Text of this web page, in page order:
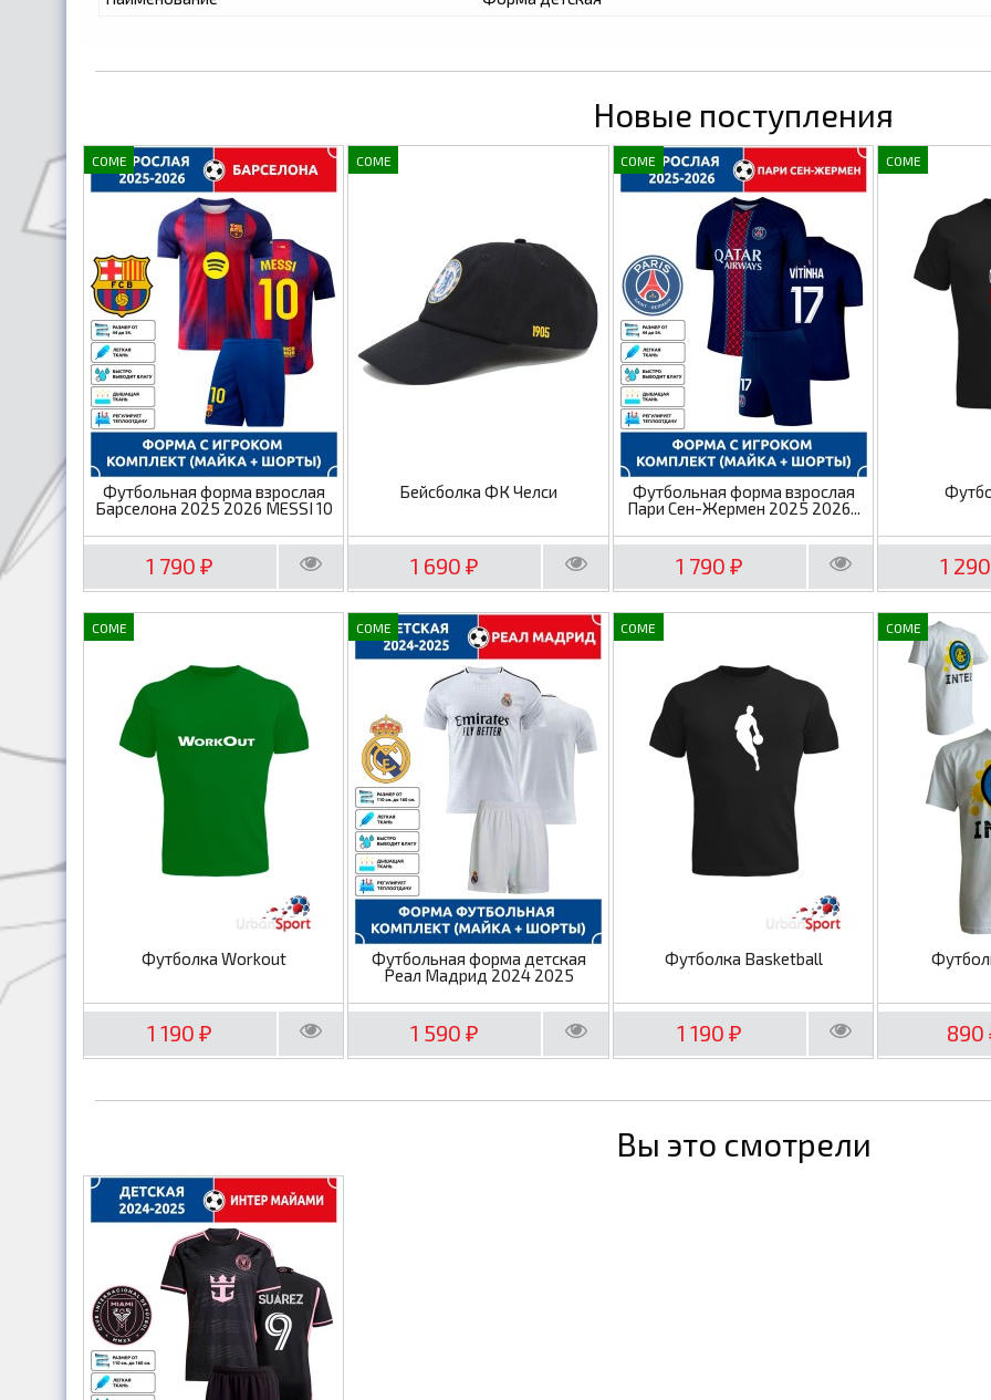
Новые поступления
COME
Футбольная форма взрослая
Барселона 2025 2026 MESSI 10
1 790₽
COME
Бейсболка ФК Челси
1 690₽
COME
Футбольная форма взрослая
Пари Сен-Жермен 2025 2026...
1 790₽
COME
1
COME
Футболка Workout
1 190₽
COME
Футбольная форма детская
Реал Мадрид 2024 2025
1 590₽
COME
Футболка Basketball
1 190₽
COME
890
Вы это смотрели